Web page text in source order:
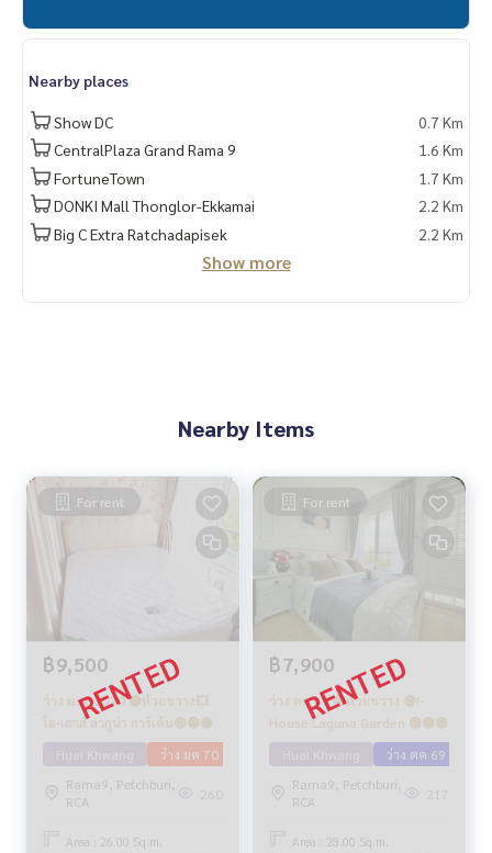
Nearby places
Show DC
0.7 Km
CentralPlaza Grand Rama 9
1.6 Km
FortuneTown
1.7 Km
DONKI Mall Thonglor-Ekkamai
2.2 Km
Big C Extra Ratchadapisek
2.2 Km
Show more
Nearby Items
For rent
฿9,500
ว่าง ม.ค. 2570 🟡ห้วยขวาง💥
ไอ-เฮาส์ ลากูน่า การ์เด้น🔴🟢🟡
ว่าง มค 70
Rama9, Petchburi,
RCA
260
Area : 26.00 Sq.m.
For rent
฿7,900
ว่าง ตค 69 🔴ห้วยขวาง 🟢I-
House Laguna Garden 🟢🟡🟣
ว่าง ตค 69
Rama9, Petchburi,
RCA
217
Area : 28.00 Sq.m.